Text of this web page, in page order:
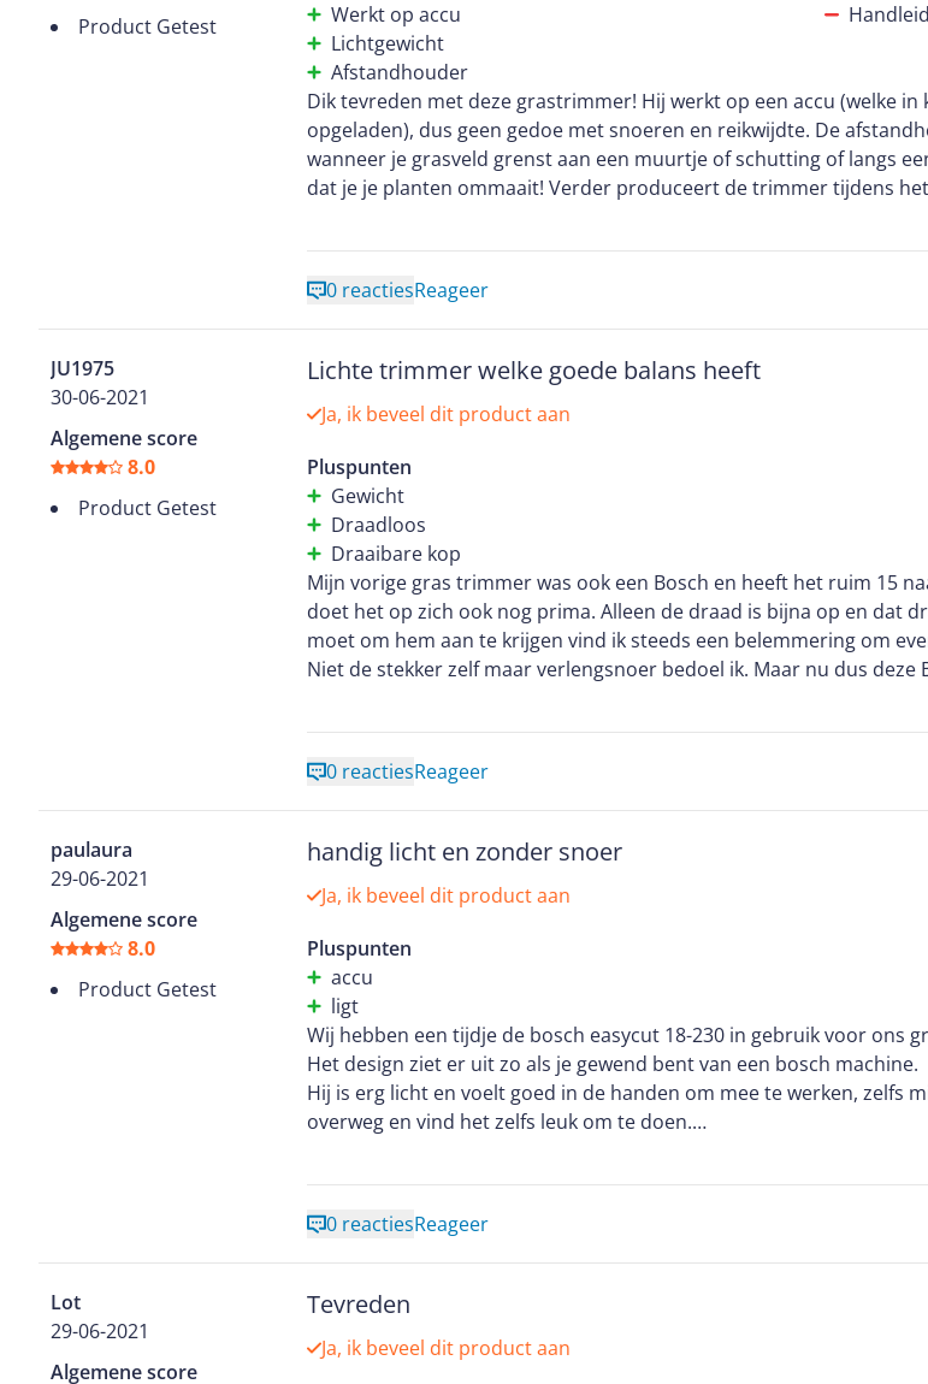
Product Getest
Dik tevreden met deze grastrimmer! Hij werkt op een accu (welke
opgeladen), dus geen gedoe met snoeren en reikwijdte. De
wanneer je grasveld grenst aan een muurtje of schutting of langs
dat je je planten ommaait! Verder produceert de trimmer tijdens
veiligheidspal voorkomt dat je de trimmer per ongeluk aanzet,
Ondanks deze extra handeling is de trimmer heel makkelijk in
zorgt ervoor dat je makkelijk naar alle kanten kunt zwenken en het
kunt trimmen. Deze trimmer pak je zonder tegenzin om de randen
werken en is zijn geld dubbel en dwars waard !!
Werkt op accu
Lichtgewicht
Afstandhouder
0 reactiesReageer
JU1975
30-06-2021
Algemene score
8.0
Product Getest
Lichte trimmer welke goede balans heeft
Mijn vorige gras trimmer was ook een Bosch en heeft het ruim 15
doet het op zich ook nog prima. Alleen de draad is bijna op en dat
moet om hem aan te krijgen vind ik steeds een belemmering om
Niet de stekker zelf maar verlengsnoer bedoel ik. Maar nu dus deze
apparaten van Bosch. Door de verstelbare handgreep is juiste
Bosch heel licht. Verder is het heel handig dat de kop eenvoudig 180
Pluspunten
Gewicht
Draadloos
Draaibare kop
Ja, ik beveel dit product aan
0 reactiesReageer
paulaura
29-06-2021
Algemene score
8.0
Product Getest
handig licht en zonder snoer
Wij hebben een tijdje de bosch easycut 18-230 in gebruik voor ons
Het design ziet er uit zo als je gewend bent van een bosch machine.
Hij is erg licht en voelt goed in de handen om mee te werken, zelfs
overweg en vind het zelfs leuk om te doen.
hij lang te gebruiken en zo weer opgeladen met de bijgeleverde
Kantjes maaien is ideaal met een druk op de knop kan je de
maaien erg makkelijk en je draait hem ook zo weer terug.
De draad komt er semiautomatisch vanzelf uit of je hebt er een
om hem langer te maken als dat nodig is.
met deze machine zonder moeite dat vinden wij ook ideaal .
Pluspunten
accu
ligt
Ja, ik beveel dit product aan
0 reactiesReageer
Lot
29-06-2021
Algemene score
Tevreden
Ja, ik beveel dit product aan